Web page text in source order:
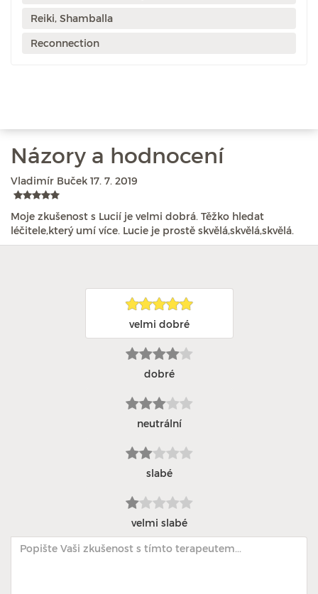
Reiki, Shamballa
Reconnection
Názory a hodnocení
Vladimír Buček 17. 7. 2019
Moje zkušenost s Lucií je velmi dobrá. Těžko hledat
léčitele,který umí více. Lucie je prostě skvělá,skvělá,skvělá.
velmi dobré
dobré
neutrální
slabé
velmi slabé